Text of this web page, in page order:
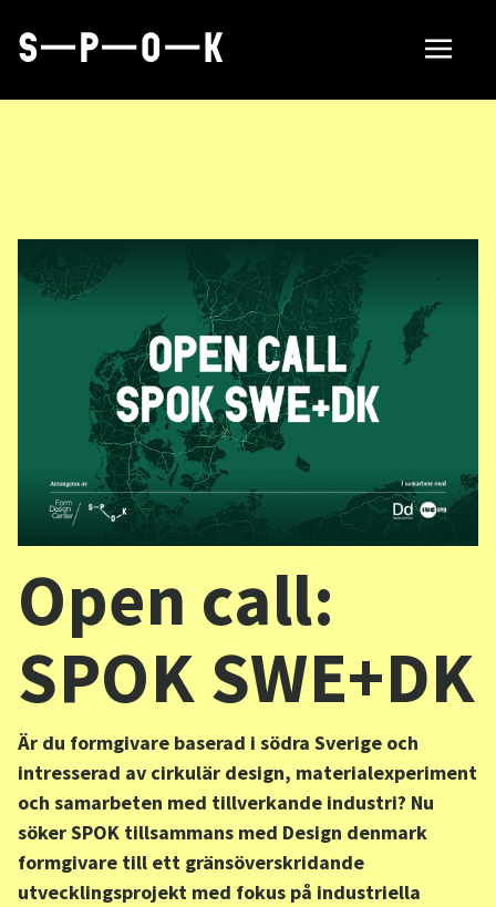
Hubbar
Om SPOK
Samarbeten
Aktuellt i SPOK-nätverket
Sv/En
Open call:
SPOK SWE+DK
Är du formgivare baserad i södra Sverige och
intresserad av cirkulär design, materialexperiment
och samarbeten med tillverkande industri? Nu
söker SPOK tillsammans med Design denmark
formgivare till ett gränsöverskridande
utvecklingsprojekt med fokus på industriella